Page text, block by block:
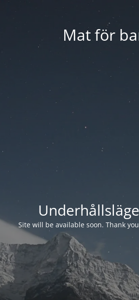
Mat för
Site will be available soon. Thank